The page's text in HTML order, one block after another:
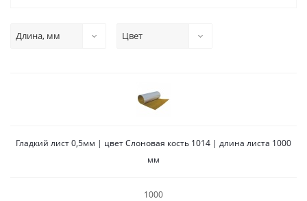
Длина, мм Цвет
Гладкий лист 0,5мм | цвет Слоновая кость 1014 | длина листа 1000
мм
1000